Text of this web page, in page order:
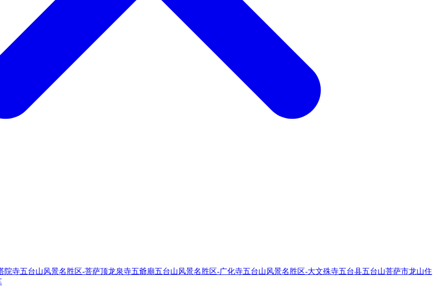
院寺五台山风景名胜区-菩萨顶龙泉寺五爺廟五台山风景名胜区-广化寺五台山风景名胜区-大文殊寺五台县五台山菩萨市龙山住